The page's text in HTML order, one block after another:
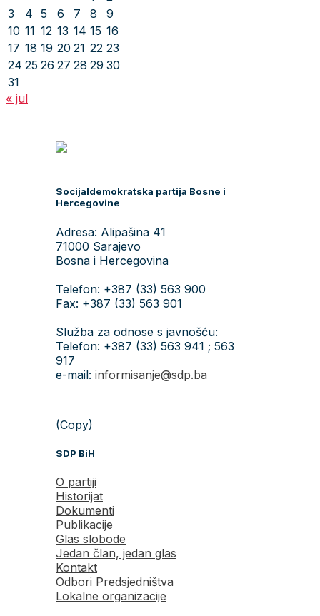
3
4 5 6 7 8
9
10 11 12 13 14 15 16
17 18 19 20 21 22 23
24 25 26 27 28 29 30
31
« jul
Socijaldemokratska partija Bosne i
Hercegovine
Adresa: Alipašina 41
71000 Sarajevo
Bosna i Hercegovina
Telefon: +387 (33) 563 900
Fax: +387 (33) 563 901
Služba za odnose s javnošću:
Telefon: +387 (33) 563 941 ; 563
917
e-mail: informisanje@sdp.ba
(Copy)
SDP BiH
O partiji
Historijat
Dokumenti
Publikacije
Glas slobode
Jedan član, jedan glas
Kontakt
Odbori Predsjedništva
Lokalne organizacije